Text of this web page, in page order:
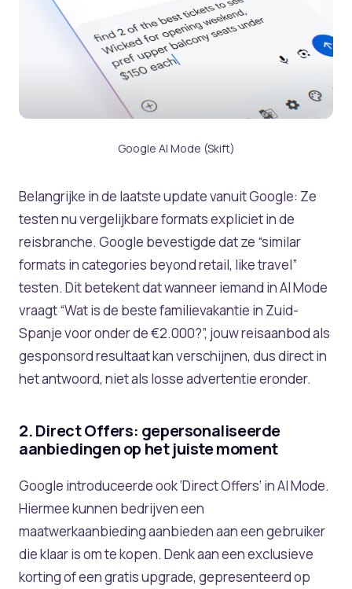
Google AI Mode (Skift)
Belangrijke in de laatste update vanuit Google: Ze
testen nu vergelijkbare formats expliciet in de
reisbranche. Google bevestigde dat ze “similar
formats in categories beyond retail, like travel”
testen. Dit betekent dat wanneer iemand in AI Mode
vraagt “Wat is de beste familievakantie in Zuid-
Spanje voor onder de €2.000?”, jouw reisaanbod als
gesponsord resultaat kan verschijnen, dus direct in
het antwoord, niet als losse advertentie eronder.
2. Direct Offers: gepersonaliseerde
aanbiedingen op het juiste moment
Google introduceerde ook ‘Direct Offers’ in AI Mode.
Hiermee kunnen bedrijven een
maatwerkaanbieding aanbieden aan een gebruiker
die klaar is om te kopen. Denk aan een exclusieve
korting of een gratis upgrade, gepresenteerd op